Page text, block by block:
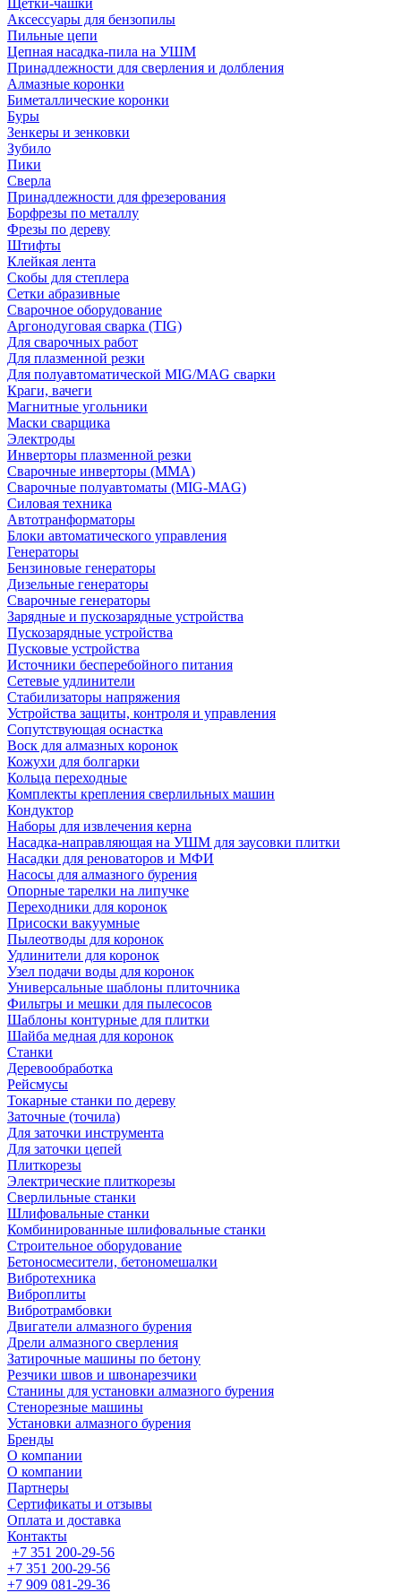
Щетки-чашки
Аксессуары для бензопилы
Пильные цепи
Цепная насадка-пила на УШМ
Принадлежности для сверления и долбления
Алмазные коронки
Биметаллические коронки
Буры
Зенкеры и зенковки
Зубило
Пики
Сверла
Принадлежности для фрезерования
Борфрезы по металлу
Фрезы по дереву
Штифты
Клейкая лента
Скобы для степлера
Сетки абразивные
Сварочное оборудование
Аргонодуговая сварка (TIG)
Для сварочных работ
Для плазменной резки
Для полуавтоматической MIG/MAG сварки
Краги, вачеги
Магнитные угольники
Маски сварщика
Электроды
Инверторы плазменной резки
Сварочные инверторы (MMA)
Сварочные полуавтоматы (MIG-MAG)
Силовая техника
Автотранформаторы
Блоки автоматического управления
Генераторы
Бензиновые генераторы
Дизельные генераторы
Сварочные генераторы
Зарядные и пускозарядные устройства
Пускозарядные устройства
Пусковые устройства
Источники бесперебойного питания
Сетевые удлинители
Стабилизаторы напряжения
Устройства защиты, контроля и управления
Сопутствующая оснастка
Воск для алмазных коронок
Кожухи для болгарки
Кольца переходные
Комплекты крепления сверлильных машин
Кондуктор
Наборы для извлечения керна
Насадка-направляющая на УШМ для заусовки плитки
Насадки для реноваторов и МФИ
Насосы для алмазного бурения
Опорные тарелки на липучке
Переходники для коронок
Присоски вакуумные
Пылеотводы для коронок
Удлинители для коронок
Узел подачи воды для коронок
Универсальные шаблоны плиточника
Фильтры и мешки для пылесосов
Шаблоны контурные для плитки
Шайба медная для коронок
Станки
Деревообработка
Рейсмусы
Токарные станки по дереву
Заточные (точила)
Для заточки инструмента
Для заточки цепей
Плиткорезы
Электрические плиткорезы
Сверлильные станки
Шлифовальные станки
Комбинированные шлифовальные станки
Строительное оборудование
Бетоносмесители, бетономешалки
Вибротехника
Виброплиты
Вибротрамбовки
Двигатели алмазного бурения
Дрели алмазного сверления
Затирочные машины по бетону
Резчики швов и швонарезчики
Станины для установки алмазного бурения
Стенорезные машины
Установки алмазного бурения
Бренды
О компании
О компании
Партнеры
Cертификаты и отзывы
Оплата и доставка
Контакты
+7 351 200-29-56
+7 351 200-29-56
+7 909 081-29-36